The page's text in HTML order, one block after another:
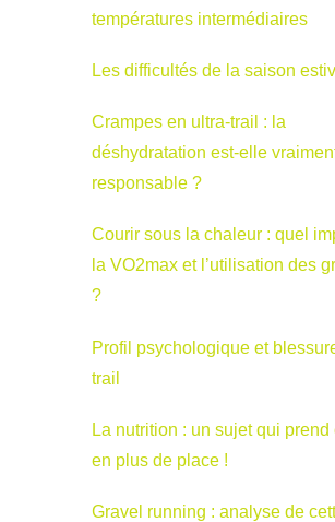
températures intermédiaires
Les difficultés de la saison
Crampes en ultra-trail : la
déshydratation est-elle
responsable ?
Courir sous la chaleur : quel
la VO2max et l’utilisation des
?
Profil psychologique et
trail
La nutrition : un sujet qui prend
en plus de place !
Gravel running : analyse de